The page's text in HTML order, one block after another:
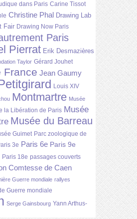
dans Paris Carine Tissot
Christine Phal Drawing Lab
Fair Drawing Now Paris
Paris
Pierrat Erik Desmazières
Taylor Gérard Jouhet
France Jean Gaumy
Louis XIV
Montmartre Musée
la Libération de Paris Musée
Musée du Barreau
Guimet Parc zoologique de
3e Paris 6e Paris 9e
Paris 18e passages couverts
Comtesse de Caen
Guerre mondiale rallyes
Guerre mondiale
Serge Gainsbourg Yann Arthus-